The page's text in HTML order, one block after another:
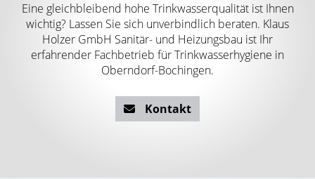
Eine gleichbleibend hohe Trinkwasserqualität ist Ihnen
wichtig? Lassen Sie sich unverbindlich beraten. Klaus
Holzer GmbH Sanitär- und Heizungsbau ist Ihr
erfahrender Fachbetrieb für Trinkwasserhygiene in
Oberndorf-Bochingen.
Kontakt